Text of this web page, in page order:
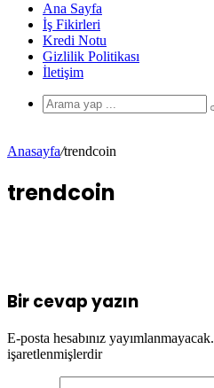
Ana Sayfa
İş Fikirleri
Kredi Notu
Gizlilik Politikası
İletişim
Anasayfa/trendcoin
trendcoin
Bir cevap yazın
E-posta hesabınız yayımlanmayacak.
işaretlenmişlerdir